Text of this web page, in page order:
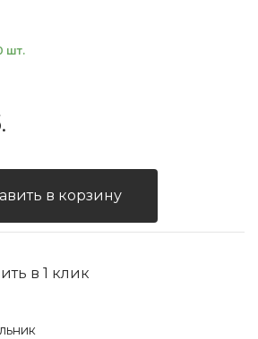
шт.
в корзину
в 1 клик